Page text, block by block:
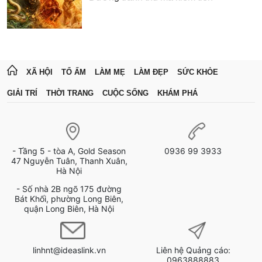
XÃ HỘI TỔ ẤM LÀM MẸ LÀM ĐẸP SỨC KHỎE
GIẢI TRÍ THỜI TRANG CUỘC SỐNG KHÁM PHÁ
- Tầng 5 - tòa A, Gold Season
47 Nguyễn Tuân, Thanh Xuân,
Hà Nội
- Số nhà 2B ngõ 175 đường
Bát Khối, phường Long Biên,
quận Long Biên, Hà Nội
0936 99 3933
linhnt@ideaslink.vn
Liên hệ Quảng cáo: